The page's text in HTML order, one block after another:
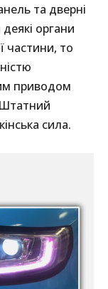
та дверні
органи
частини, то
приводом
сила.